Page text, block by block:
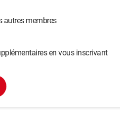
autres membres
en vous inscrivant